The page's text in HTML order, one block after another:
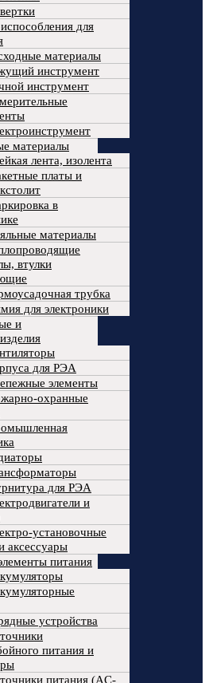
для
материалы
инструмент
инструмент
материалы
лента, изолента
платы и
в
материалы
втулки
трубка
для электроники
и
для РЭА
элементы
охранные
для РЭА
и
установочные
аксессуары
питания
устройства
питания и
питания (AC-